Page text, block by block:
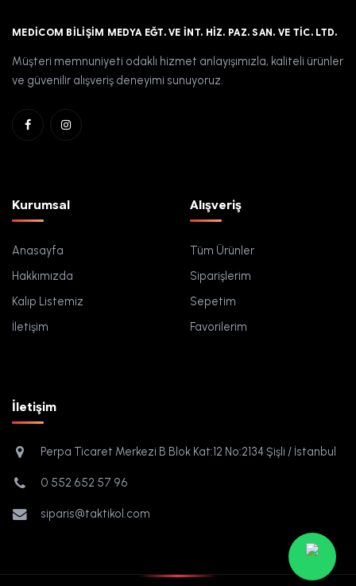
MEDICOM BILIŞIM MEDYA EĞT. VE İNT. HIZ. PAZ. SAN. VE TIC. LTD.
Müşteri memnuniyeti odaklı hizmet anlayışımızla, kaliteli ürünler
ve güvenilir alışveriş deneyimi sunuyoruz.
Kurumsal
Anasayfa
Hakkımızda
Kalıp Listemiz
İletişim
Alışveriş
Tüm Ürünler
Siparişlerim
Sepetim
Favorilerim
İletişim
Perpa Ticaret Merkezi B Blok Kat:12 No:2134 Şişli / İstanbul
0 552 652 57 96
siparis@taktikol.com